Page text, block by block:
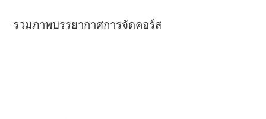
รวมภาพบรรยากาศการจัดคอร์ส